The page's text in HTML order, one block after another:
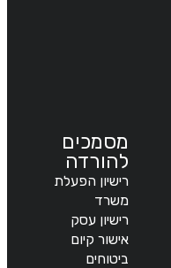
מסמכים
להורדה
רישיון הפעלת
משרד
רישיון עסק
אישור קיום
ביטוחים